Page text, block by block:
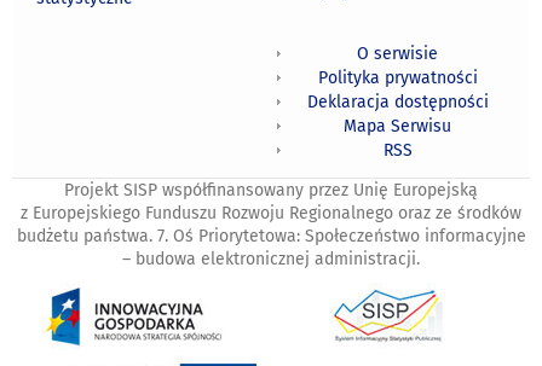
O serwisie
Polityka prywatności
Deklaracja dostępności
Mapa Serwisu
RSS
Projekt SISP współfinansowany przez Unię Europejską
z Europejskiego Funduszu Rozwoju Regionalnego oraz ze środków
budżetu państwa. 7. Oś Priorytetowa: Społeczeństwo informacyjne
– budowa elektronicznej administracji.